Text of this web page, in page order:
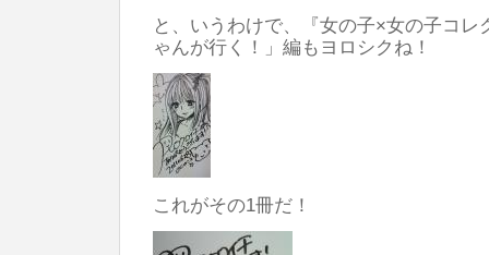
と、いうわけで、『女の子×女の子コレ
ゃんが行く！」編もヨロシクね！
これがその1冊だ！